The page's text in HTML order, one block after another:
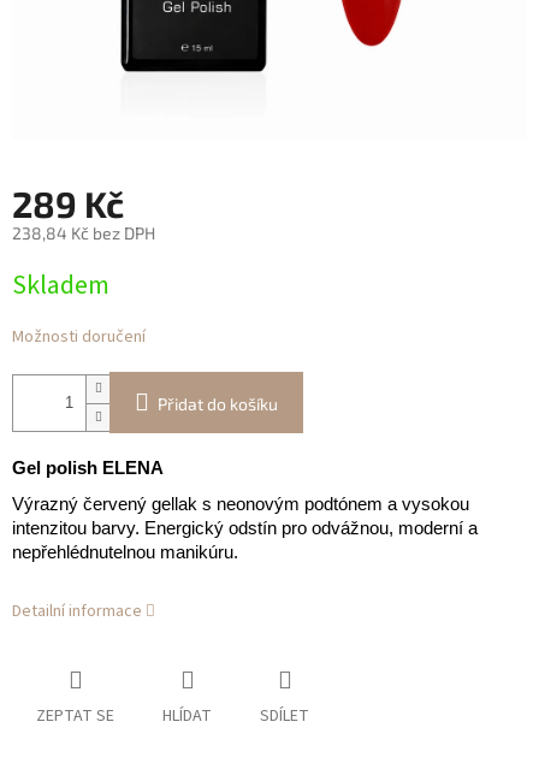
289 Kč
238,84 Kč bez DPH
cena:
Skladem
Možnosti doručení
Přidat do košíku
Gel polish ELENA
Výrazný červený gellak s neonovým podtónem a vysokou
intenzitou barvy. Energický odstín pro odvážnou, moderní a
nepřehlédnutelnou manikúru.
Detailní informace
ZEPTAT SE HLÍDAT SDÍLET